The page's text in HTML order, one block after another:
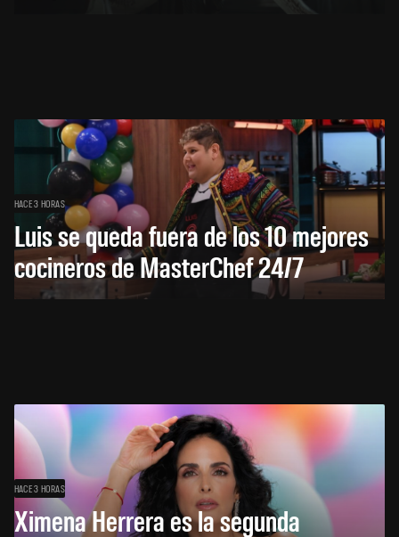
HACE 3 HORAS
Luis se queda fuera de los 10 mejores
cocineros de MasterChef 24/7
HACE 3 HORAS
Ximena Herrera es la segunda